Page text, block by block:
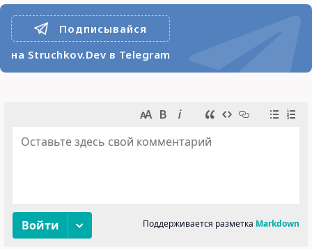
Подписывайся
на Struchkov.Dev в Telegram